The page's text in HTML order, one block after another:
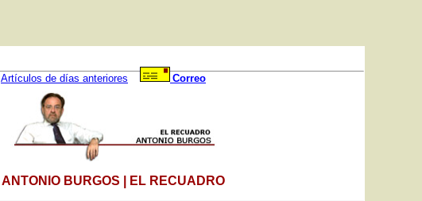
Artículos de días anteriores Correo
ANTONIO BURGOS | EL RECUADRO